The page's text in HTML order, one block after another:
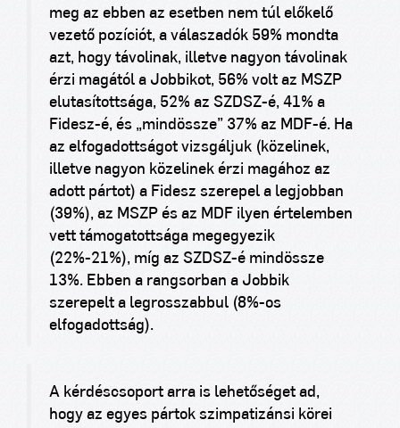
meg az ebben az esetben nem túl előkelő
vezető pozíciót, a válaszadók 59% mondta
azt, hogy távolinak, illetve nagyon távolinak
érzi magától a Jobbikot, 56% volt az MSZP
elutasítottsága, 52% az SZDSZ-é, 41% a
Fidesz-é, és „mindössze” 37% az MDF-é. Ha
az elfogadottságot vizsgáljuk (közelinek,
illetve nagyon közelinek érzi magához az
adott pártot) a Fidesz szerepel a legjobban
(39%), az MSZP és az MDF ilyen értelemben
vett támogatottsága megegyezik
(22%-21%), míg az SZDSZ-é mindössze
13%. Ebben a rangsorban a Jobbik
szerepelt a legrosszabbul (8%-os
elfogadottság).
A kérdéscsoport arra is lehetőséget ad,
hogy az egyes pártok szimpatizánsi körei